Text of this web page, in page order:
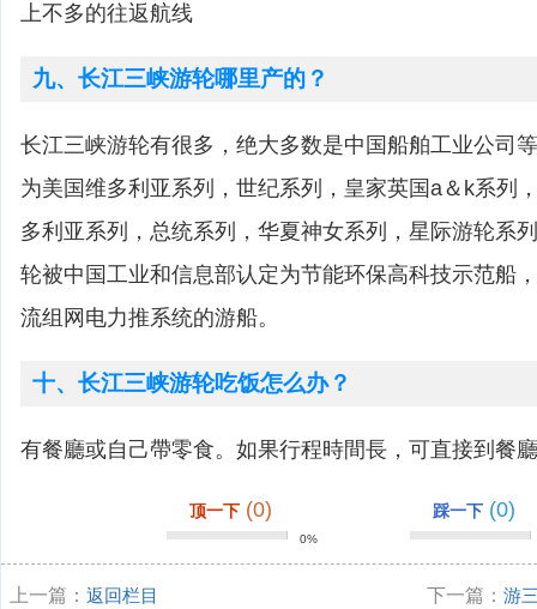
上不多的往返航线
九、长江三峡游轮哪里产的？
长江三峡游轮有很多，绝大多数是中国船舶工业公司
为美国维多利亚系列，世纪系列，皇家英国a＆k系列
多利亚系列，总统系列，华夏神女系列，星际游轮系
轮被中国工业和信息部认定为节能环保高科技示范船
流组网电力推系统的游船。
十、长江三峡游轮吃饭怎么办？
有餐廳或自己帶零食。如果行程時間長，可直接到餐
顶一下 (0)
0%
踩一下 (0)
上一篇： 返回栏目 下一篇：游